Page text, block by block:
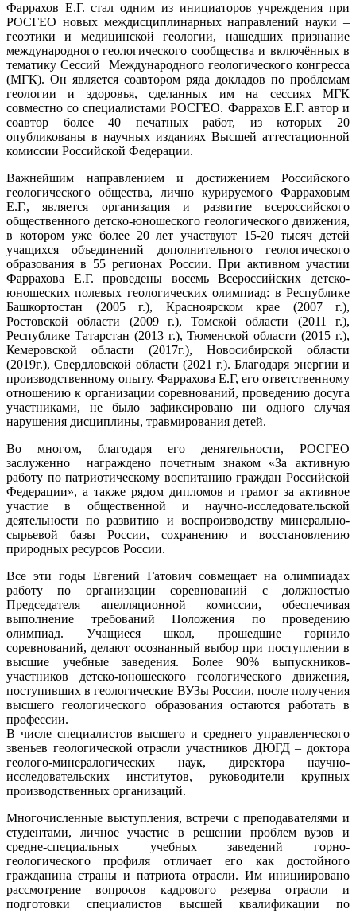
Фаррахов Е.Г. стал одним из инициаторов учреждения при
РОСГЕО новых междисциплинарных направлений науки –
геоэтики и медицинской геологии, нашедших признание
международного геологического сообщества и включённых в
тематику Сессий Международного геологического конгресса
(МГК). Он является соавтором ряда докладов по проблемам
геологии и здоровья, сделанных им на сессиях МГК
совместно со специалистами РОСГЕО. Фаррахов Е.Г. автор и
соавтор более 40 печатных работ, из которых 20
опубликованы в научных изданиях Высшей аттестационной
комиссии Российской Федерации.
Важнейшим направлением и достижением Российского
геологического общества, лично курируемого Фарраховым
Е.Г., является организация и развитие всероссийского
общественного детско-юношеского геологического движения,
в котором уже более 20 лет участвуют 15-20 тысяч детей
учащихся объединений дополнительного геологического
образования в 55 регионах России. При активном участии
Фаррахова Е.Г. проведены восемь Всероссийских детско-
юношеских полевых геологических олимпиад: в Республике
Башкортостан (2005 г.), Красноярском крае (2007 г.),
Ростовской области (2009 г.), Томской области (2011 г.),
Республике Татарстан (2013 г.), Тюменской области (2015 г.),
Кемеровской области (2017г.), Новосибирской области
(2019г.), Свердловской области (2021 г.). Благодаря энергии и
производственному опыту. Фаррахова Е.Г, его ответственному
отношению к организации соревнований, проведению досуга
участниками, не было зафиксировано ни одного случая
нарушения дисциплины, травмирования детей.
Во многом, благодаря его денятельности, РОСГЕО
заслуженно награждено почетным знаком «За активную
работу по патриотическому воспитанию граждан Российской
Федерации», а также рядом дипломов и грамот за активное
участие в общественной и научно-исследовательской
деятельности по развитию и воспроизводству минерально-
сырьевой базы России, сохранению и восстановлению
природных ресурсов России.
Все эти годы Евгений Гатович совмещает на олимпиадах
работу по организации соревнований с должностью
Председателя апелляционной комиссии, обеспечивая
выполнение требований Положения по проведению
олимпиад. Учащиеся школ, прошедшие горнило
соревнований, делают осознанный выбор при поступлении в
высшие учебные заведения. Более 90% выпускников-
участников детско-юношеского геологического движения,
поступивших в геологические ВУЗы России, после получения
высшего геологического образования остаются работать в
профессии.
В числе специалистов высшего и среднего управленческого
звеньев геологической отрасли участников ДЮГД – доктора
геолого-минералогических наук, директора научно-
исследовательских институтов, руководители крупных
производственных организаций.
Многочисленные выступления, встречи с преподавателями и
студентами, личное участие в решении проблем вузов и
средне-специальных учебных заведений горно-
геологического профиля отличает его как достойного
гражданина страны и патриота отрасли. Им инициировано
рассмотрение вопросов кадрового резерва отрасли и
подготовки специалистов высшей квалификации по